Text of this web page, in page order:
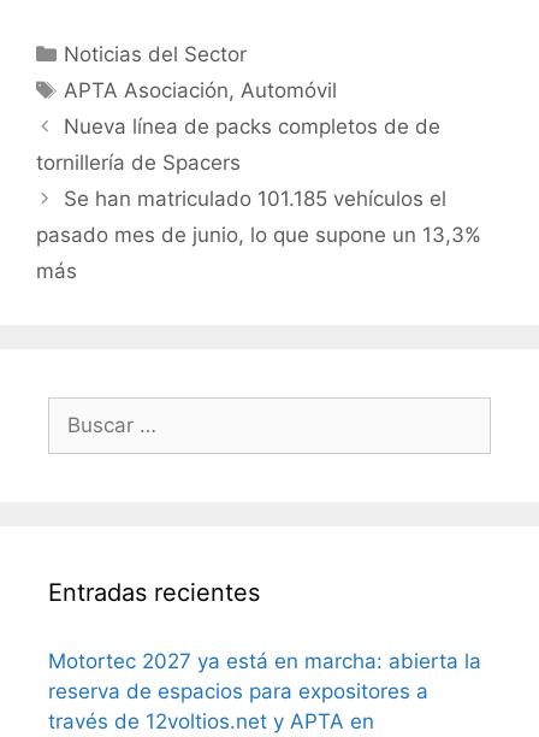
Noticias del Sector
APTA Asociación, Automóvil
Nueva línea de packs completos de de
tornillería de Spacers
Se han matriculado 101.185 vehículos el
pasado mes de junio, lo que supone un 13,3%
más
Entradas recientes
Motortec 2027 ya está en marcha: abierta la
reserva de espacios para expositores a
través de 12voltios.net y APTA en